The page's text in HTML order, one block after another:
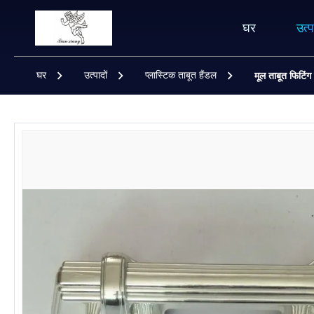
घर
घर उत्पादों प्लास्टिक ताबूत हैंडल मूल ताबूत फिटिंग